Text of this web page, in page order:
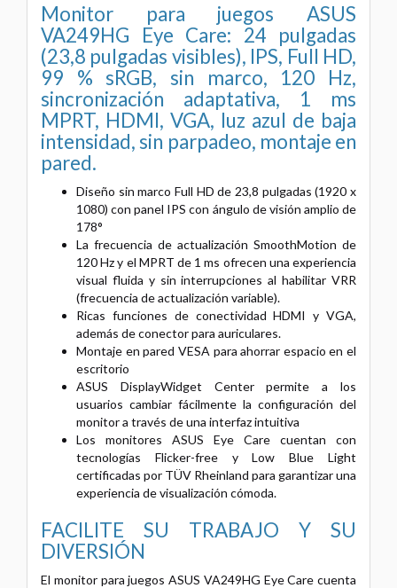
Monitor para juegos ASUS
VA249HG Eye Care: 24 pulgadas
(23,8 pulgadas visibles), IPS, Full HD,
99 % sRGB, sin marco, 120 Hz,
sincronización adaptativa, 1 ms
MPRT, HDMI, VGA, luz azul de baja
intensidad, sin parpadeo, montaje en
pared.
Diseño sin marco Full HD de 23,8 pulgadas (1920 x
1080) con panel IPS con ángulo de visión amplio de
178°
La frecuencia de actualización SmoothMotion de
120 Hz y el MPRT de 1 ms ofrecen una experiencia
visual fluida y sin interrupciones al habilitar VRR
(frecuencia de actualización variable).
Ricas funciones de conectividad HDMI y VGA,
además de conector para auriculares.
Montaje en pared VESA para ahorrar espacio en el
escritorio
ASUS DisplayWidget Center permite a los
usuarios cambiar fácilmente la configuración del
monitor a través de una interfaz intuitiva
Los monitores ASUS Eye Care cuentan con
tecnologías Flicker-free y Low Blue Light
certificadas por TÜV Rheinland para garantizar una
experiencia de visualización cómoda.
FACILITE SU TRABAJO Y SU
DIVERSIÓN
El monitor para juegos ASUS VA249HG Eye Care cuenta